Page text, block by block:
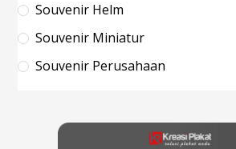
Souvenir Helm
Souvenir Miniatur
Souvenir Perusahaan